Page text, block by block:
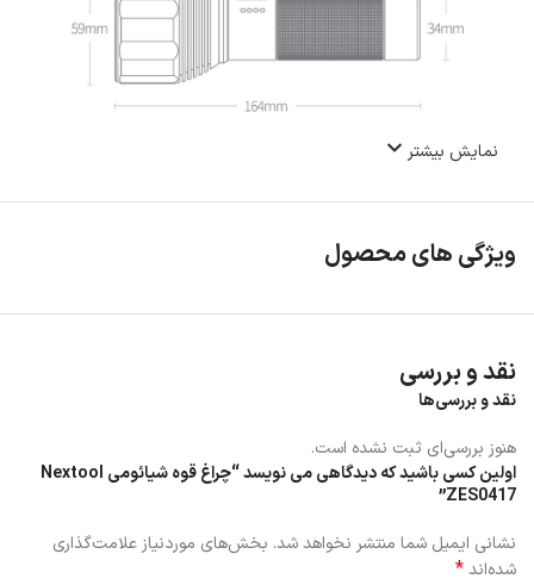
نمایش بیشتر
ویژگی های محصول
نقد و بررسی
نقد و بررسی‌ها
هنوز بررسی‌ای ثبت نشده است.
اولین کسی باشید که دیدگاهی می نویسد “چراغ قوه شیائومی Nextool
ZES0417”
نشانی ایمیل شما منتشر نخواهد شد. بخش‌های موردنیاز علامت‌گذاری
شده‌اند*